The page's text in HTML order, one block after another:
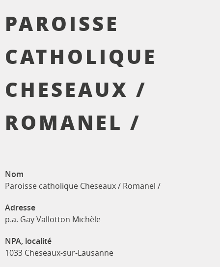
PAROISSE
CATHOLIQUE
CHESEAUX /
ROMANEL /
Nom
Paroisse catholique Cheseaux / Romanel /
Adresse
p.a. Gay Vallotton Michèle
NPA, localité
1033 Cheseaux-sur-Lausanne